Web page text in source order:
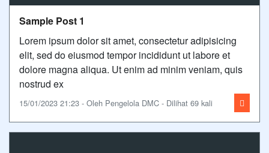
Sample Post 1
Lorem ipsum dolor sit amet, consectetur adipisicing
elit, sed do eiusmod tempor incididunt ut labore et
dolore magna aliqua. Ut enim ad minim veniam, quis
nostrud ex
15/01/2023 21:23 - Oleh Pengelola DMC - Dilihat 69 kali